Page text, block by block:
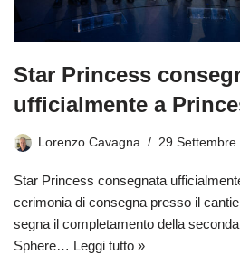
Star Princess
ufficialmente a
Lorenzo Cavagna 29 Settembre
Star Princess consegnata
cerimonia di consegna presso il
segna il completamento della
Sphere… Leggi tutto »